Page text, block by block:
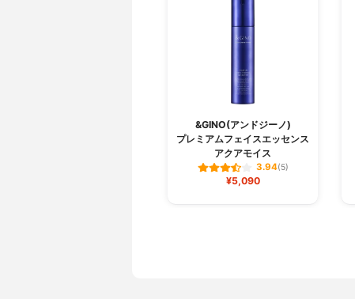
&GINO(アンドジーノ)
プレミアムフェイスエッセンス
アクアモイス
3.94(5)
¥5,090